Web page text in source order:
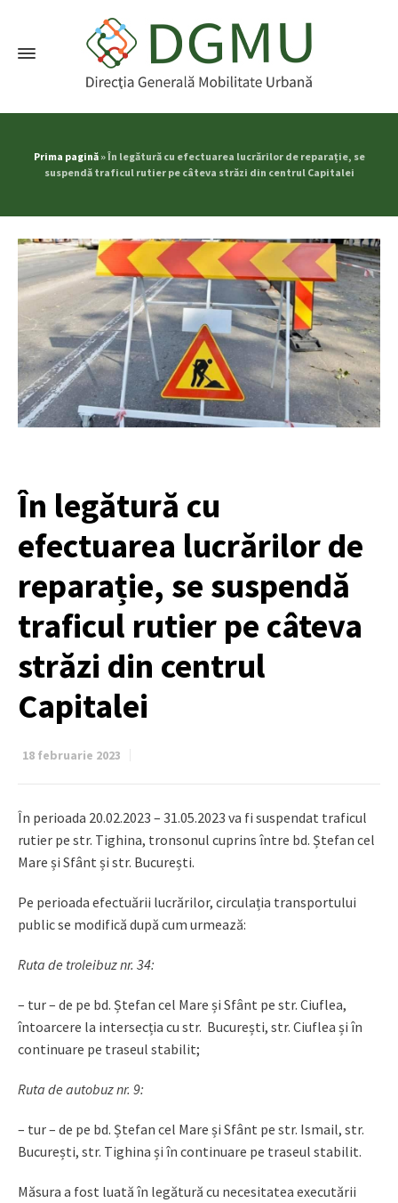
Prima pagină»În legătură cu efectuarea lucrărilor de reparație, se
suspendă traficul rutier pe câteva străzi din centrul Capitalei
În legătură cu
efectuarea lucrărilor de
reparație, se suspendă
traficul rutier pe câteva
străzi din centrul
Capitalei
18 februarie 2023
În perioada 20.02.2023 – 31.05.2023 va fi suspendat traficul
rutier pe str. Tighina, tronsonul cuprins între bd. Ștefan cel
Mare și Sfânt și str. București.
Pe perioada efectuării lucrărilor, circulația transportului
public se modifică după cum urmează:
Ruta de troleibuz nr. 34:
– tur – de pe bd. Ștefan cel Mare și Sfânt pe str. Ciuflea,
întoarcere la intersecția cu str. București, str. Ciuflea și în
continuare pe traseul stabilit;
Ruta de autobuz nr. 9:
– tur – de pe bd. Ștefan cel Mare și Sfânt pe str. Ismail, str.
București, str. Tighina și în continuare pe traseul stabilit.
Măsura a fost luată în legătură cu necesitatea executării